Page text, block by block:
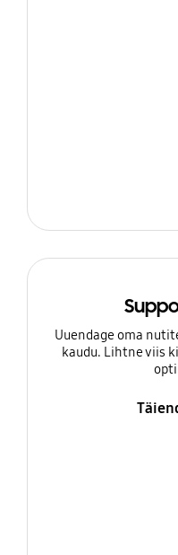
Uuendage oma
kaudu. Lihtne viis